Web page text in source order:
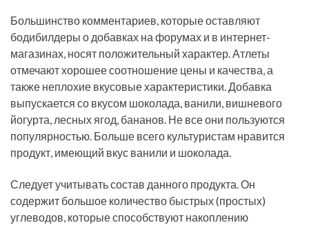
Большинство комментариев, которые оставляют
бодибилдеры о добавках на форумах и в интернет-
магазинах, носят положительный характер. Атлеты
отмечают хорошее соотношение цены и качества, а
также неплохие вкусовые характеристики. Добавка
выпускается со вкусом шоколада, ванили, вишневого
йогурта, лесных ягод, бананов. Не все они пользуются
популярностью. Больше всего культуристам нравится
продукт, имеющий вкус ванили и шоколада.
Следует учитывать состав данного продукта. Он
содержит большое количество быстрых (простых)
углеводов, которые способствуют накоплению